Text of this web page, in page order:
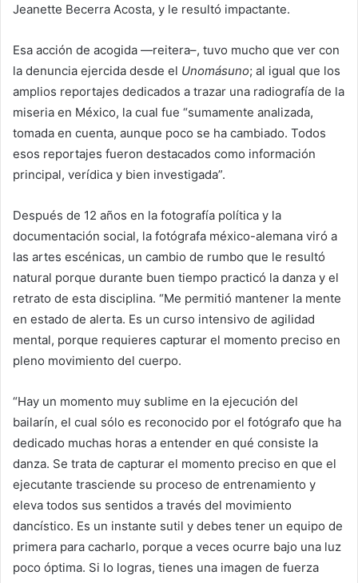
Jeanette Becerra Acosta, y le resultó impactante.
Esa acción de acogida —reitera–, tuvo mucho que ver con
la denuncia ejercida desde el Unomásuno; al igual que los
amplios reportajes dedicados a trazar una radiografía de la
miseria en México, la cual fue “sumamente analizada,
tomada en cuenta, aunque poco se ha cambiado. Todos
esos reportajes fueron destacados como información
principal, verídica y bien investigada”.
Después de 12 años en la fotografía política y la
documentación social, la fotógrafa méxico-alemana viró a
las artes escénicas, un cambio de rumbo que le resultó
natural porque durante buen tiempo practicó la danza y el
retrato de esta disciplina. “Me permitió mantener la mente
en estado de alerta. Es un curso intensivo de agilidad
mental, porque requieres capturar el momento preciso en
pleno movimiento del cuerpo.
“Hay un momento muy sublime en la ejecución del
bailarín, el cual sólo es reconocido por el fotógrafo que ha
dedicado muchas horas a entender en qué consiste la
danza. Se trata de capturar el momento preciso en que el
ejecutante trasciende su proceso de entrenamiento y
eleva todos sus sentidos a través del movimiento
dancístico. Es un instante sutil y debes tener un equipo de
primera para cacharlo, porque a veces ocurre bajo una luz
poco óptima. Si lo logras, tienes una imagen de fuerza